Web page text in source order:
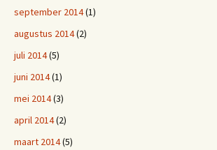
september 2014(1)
augustus 2014(2)
juli 2014(5)
juni 2014(1)
mei 2014(3)
april 2014(2)
maart 2014(5)